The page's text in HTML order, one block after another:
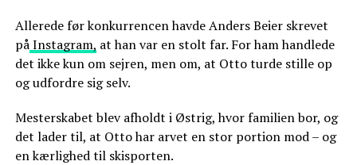
Allerede før konkurrencen havde Anders Beier skrevet
påInstagram, at han var en stolt far. For ham handlede
det ikke kun om sejren, men om, at Otto turde stille op
og udfordre sig selv.
Mesterskabet blev afholdt i Østrig, hvor familien bor, og
det lader til, at Otto har arvet en stor portion mod – og
en kærlighed til skisporten.